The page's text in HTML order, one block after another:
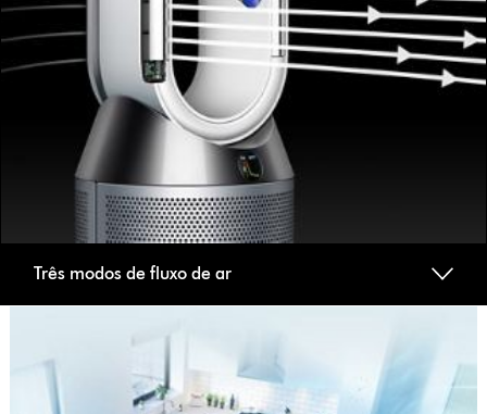
Três modos de fluxo de ar